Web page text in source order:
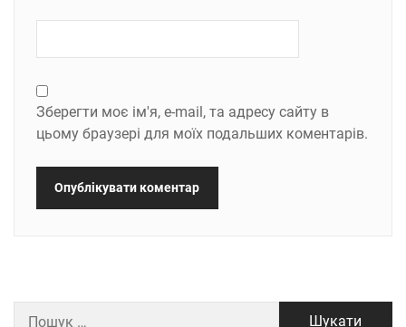
Зберегти моє ім'я, e-mail, та адресу сайту в
цьому браузері для моїх подальших коментарів.